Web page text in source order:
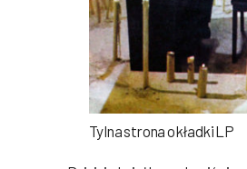
Tylna strona okładki LP